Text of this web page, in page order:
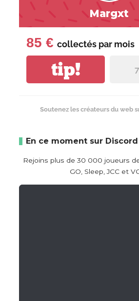
Margxt
85 € collectés par mois
tip! 7
Soutenez les créateurs du web
En ce moment sur Discord
Rejoins plus de 30 000 joueurs
GO, Sleep, JCC et